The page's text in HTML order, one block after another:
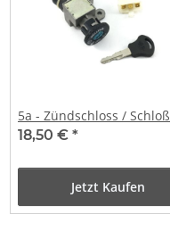
5a - Zündschloss / Schloß
18,50 € *
Jetzt Kaufen